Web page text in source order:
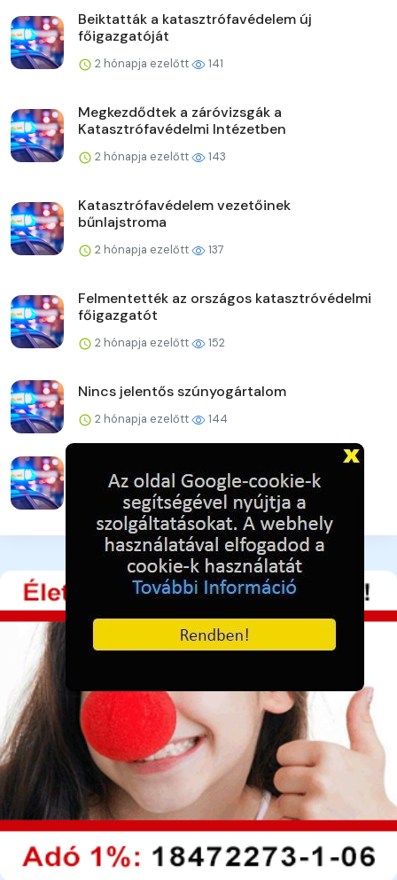
Beiktatták a katasztrófavédelem új
főigazgatóját
2 hónapja ezelőtt 141
Megkezdődtek a záróvizsgák a
Katasztrófavédelmi Intézetben
2 hónapja ezelőtt 143
Katasztrófavédelem vezetőinek
bűnlajstroma
2 hónapja ezelőtt 137
Felmentették az országos katasztróvédelmi
főigazgatót
2 hónapja ezelőtt 152
Nincs jelentős szúnyogártalom
2 hónapja ezelőtt 144
Konferencia a tűzvédelmi kockázatokról
2 hónapja ezelőtt 142